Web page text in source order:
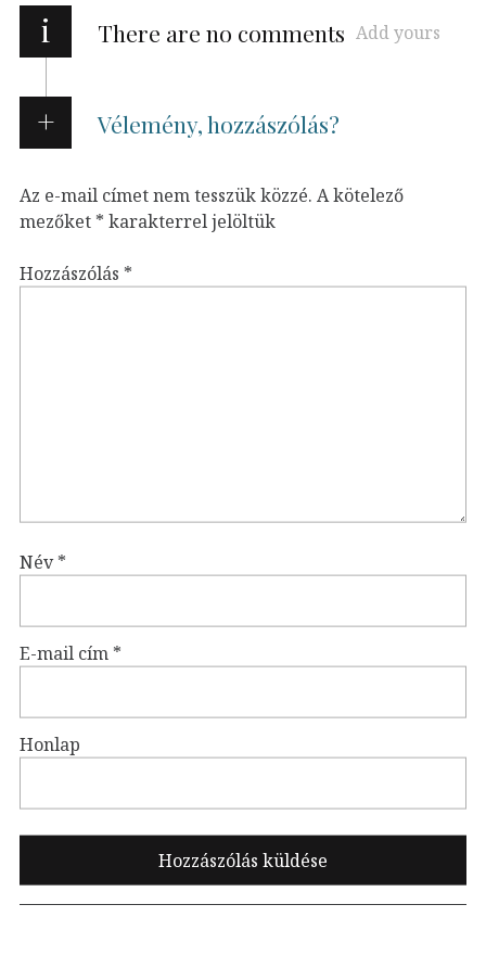
i There are no comments Add yours
Vélemény, hozzászólás?
Az e-mail címet nem tesszük közzé. A kötelező
mezőket * karakterrel jelöltük
Hozzászólás *
Név*
E-mail cím *
Honlap